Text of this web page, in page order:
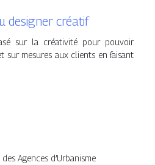
designer créatif
sur la créativité pour pouvoir
sur mesures aux clients en faisant
Agences d’Urbanisme